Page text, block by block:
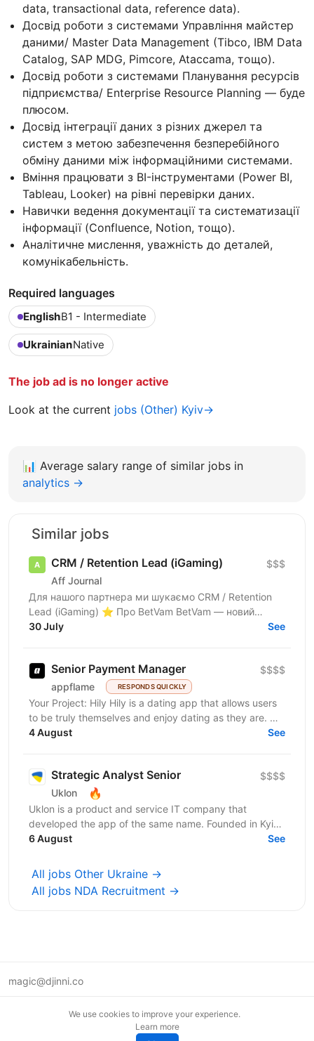
data, transactional data, reference data).
Досвід роботи з системами Управління майстер
даними/ Master Data Management (Tibco, IBM Data
Catalog, SAP MDG, Pimcore, Ataccama, тощо).
Досвід роботи з системами Планування ресурсів
підприємства/ Enterprise Resource Planning — буде
плюсом.
Досвід інтеграції даних з різних джерел та
систем з метою забезпечення безперебійного
обміну даними між інформаційними системами.
Вміння працювати з BI-інструментами (Power BI,
Tableau, Looker) на рівні перевірки даних.
Навички ведення документації та систематизації
інформації (Confluence, Notion, тощо).
Аналітичне мислення, уважність до деталей,
комунікабельність.
Required languages
EnglishB1 - Intermediate
UkrainianNative
The job ad is no longer active
Look at the current jobs (Other) Kyiv→
📊 Average salary range of similar jobs in
analytics →
Similar jobs
CRM / Retention Lead (iGaming)
Aff Journal
$$$
Для нашого партнера ми шукаємо CRM / Retention
Lead (iGaming) ⭐ Про BetVam BetVam — новий
ліцензований український iGaming-проєкт, який
30 July See
Senior Payment Manager
appflame RESPONDS QUICKLY
$$$$
Your Project: Hily Hily is a dating app that allows users
to be truly themselves and enjoy dating as they are. On
Hily, users become part of a community...
4 August See
Strategic Analyst Senior
Uklon 🔥
$$$$
Uklon is a product and service IT company that
developed the app of the same name. Founded in Kyiv
in 2010, Uklon started as a ride-hailing platform and...
6 August See
All jobs Other Ukraine →
All jobs NDA Recruitment →
magic@djinni.co
We use cookies to improve your experience.
Learn more